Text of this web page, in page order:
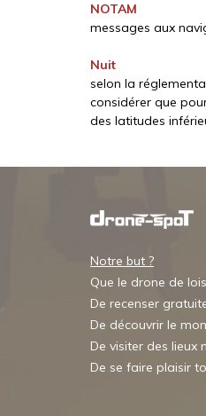
NOTAM
messages aux
Nuit
selon la
considérer que
des latitudes
Notre but ?
Que le drone de
De recenser
De découvrir le
De visiter des lieux
De se faire plaisir